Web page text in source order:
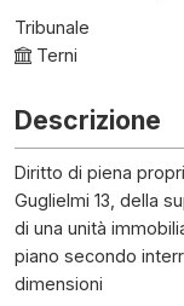
Tribunale
Terni
Descrizione
Diritto di piena
Guglielmi 13, della
di una unità
piano secondo
dimensioni